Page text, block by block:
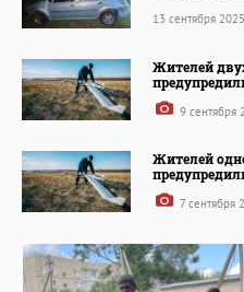
13 сентября 2025
Жителей
9 сентября
Жителей
7 сентября